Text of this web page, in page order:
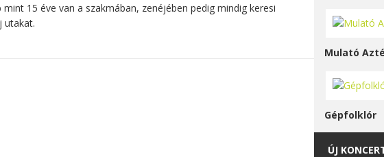
mint 15 éve van a szakmában, zenéjében pedig mindig keresi
utakat.
Mulató
Gépfolklór
ÚJ